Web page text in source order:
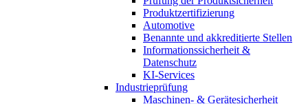
Produktzertifizierung
Automotive
Benannte und akkreditierte Stellen
Informationssicherheit &
Datenschutz
KI-Services
Industrieprüfung
Maschinen- & Gerätesicherheit